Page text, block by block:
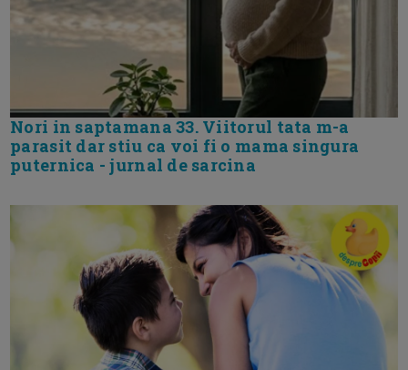
Nori in saptamana 33. Viitorul tata m-a
parasit dar stiu ca voi fi o mama singura
puternica - jurnal de sarcina